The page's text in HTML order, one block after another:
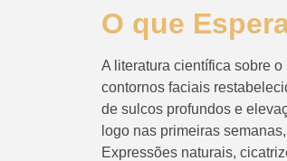
O que
A literatura científica sobre
contornos faciais
de sulcos profundos e
logo nas primeiras
Expressões naturais,